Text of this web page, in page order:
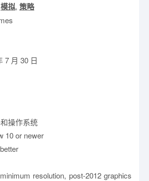
模拟, 策略
7 月 30 日
操作系统
10 or newer
resolution, post-2012 graphics